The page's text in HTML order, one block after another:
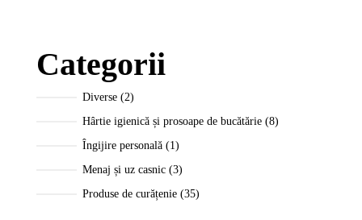
Categorii
Diverse
2
Hârtie igienică și prosoape de bucătărie 8
Îngijire personală
1
Menaj și uz casnic 3
Produse de curățenie 35